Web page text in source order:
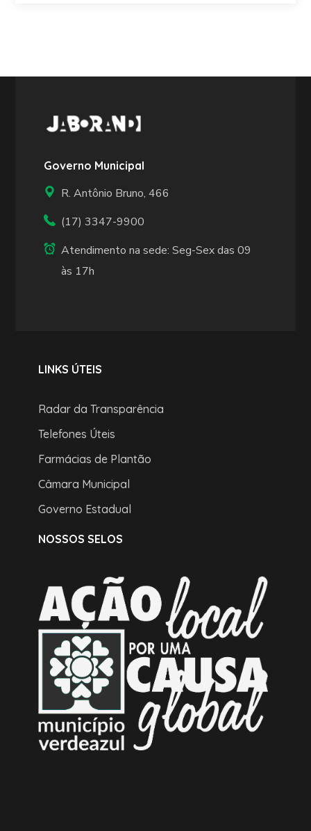
Governo Municipal
R. Antônio Bruno, 466
(17) 3347-9900
Atendimento na sede: Seg-Sex das 09
às 17h
LINKS ÚTEIS
Radar da Transparência
Telefones Úteis
Farmácias de Plantão
Câmara Municipal
Governo Estadual
NOSSOS SELOS